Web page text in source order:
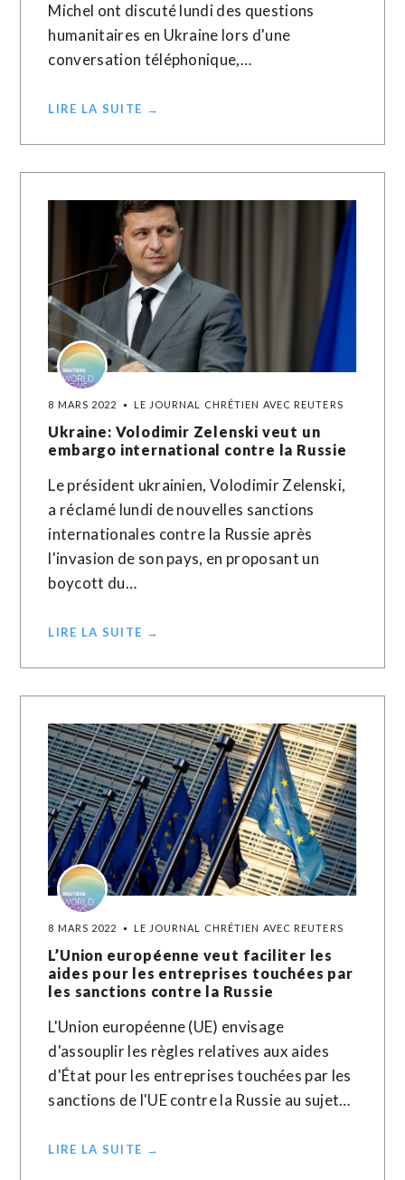
Michel ont discuté lundi des questions
humanitaires en Ukraine lors d'une
conversation téléphonique,…
LIRE LA SUITE →
8 MARS 2022 LE JOURNAL CHRÉTIEN AVEC REUTERS
Ukraine: Volodimir Zelenski veut un
embargo international contre la Russie
Le président ukrainien, Volodimir Zelenski,
a réclamé lundi de nouvelles sanctions
internationales contre la Russie après
l'invasion de son pays, en proposant un
boycott du…
LIRE LA SUITE →
8 MARS 2022 LE JOURNAL CHRÉTIEN AVEC REUTERS
L’Union européenne veut faciliter les
aides pour les entreprises touchées par
les sanctions contre la Russie
L'Union européenne (UE) envisage
d'assouplir les règles relatives aux aides
d'État pour les entreprises touchées par les
sanctions de l'UE contre la Russie au sujet…
LIRE LA SUITE →